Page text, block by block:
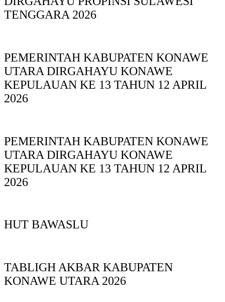
TENGGARA 2026
PEMERINTAH KABUPATEN KONAWE
UTARA DIRGAHAYU KONAWE
KEPULAUAN KE 13 TAHUN 12 APRIL
2026
PEMERINTAH KABUPATEN KONAWE
UTARA DIRGAHAYU KONAWE
KEPULAUAN KE 13 TAHUN 12 APRIL
2026
HUT BAWASLU
TABLIGH AKBAR KABUPATEN
KONAWE UTARA 2026